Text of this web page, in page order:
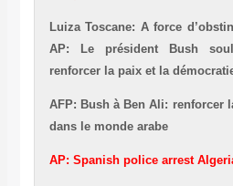
Luiza Toscane: A force
AP: Le président Bush
renforcer la paix et la
AFP: Bush à Ben Ali: renforcer
dans le monde arabe
AP: Spanish police arrest